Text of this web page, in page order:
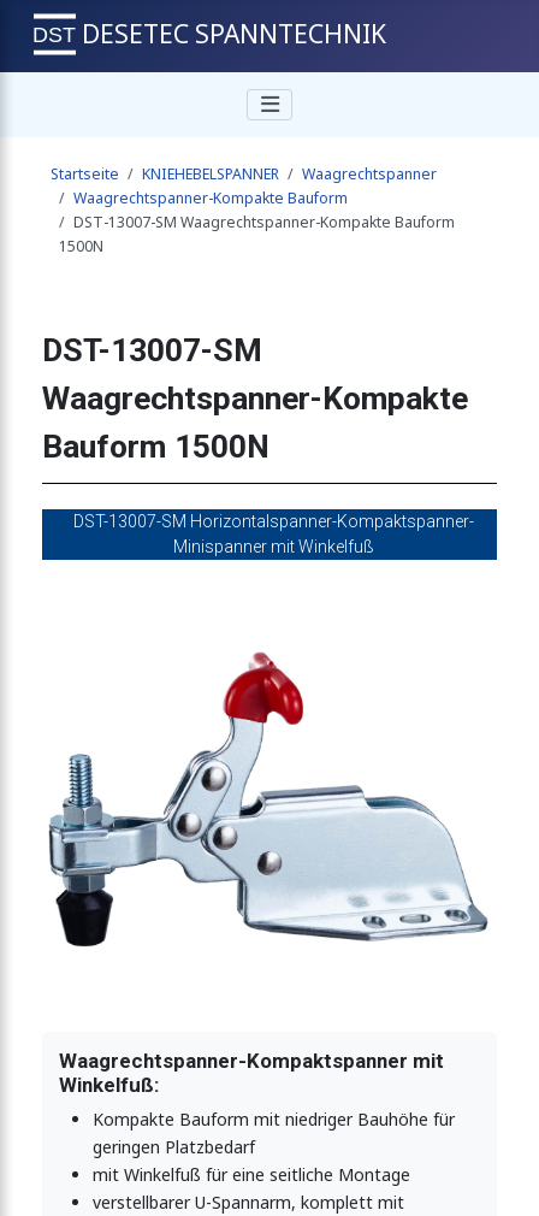
Kompakte Bauform 680N
Kompakte Bauform 680N
Kompakte Bauform 1500N
Kompakte Bauform 1500N
Kompakte Bauform 1500N
Kompakte Bauform 1500N
Kompakte Bauform 3200N
DESETEC SPANNTECHNIK
Startseite KNIEHEBELSPANNER
Waagrechtspanner
Waagrechtspanner-Kompakte Bauform
DST-13007-SM Waagrechtspanner-Kompakte Bauform
1500N
DST-13007-SM
Waagrechtspanner-Kompakte
Bauform 1500N
DST-13007-SM Horizontalspanner-Kompaktspanner-
Minispanner mit Winkelfuß
Waagrechtspanner-Kompaktspanner mit
Winkelfuß:
Kompakte Bauform mit niedriger Bauhöhe für
geringen Platzbedarf
mit Winkelfuß für eine seitliche Montage
verstellbarer U-Spannarm, komplett mit